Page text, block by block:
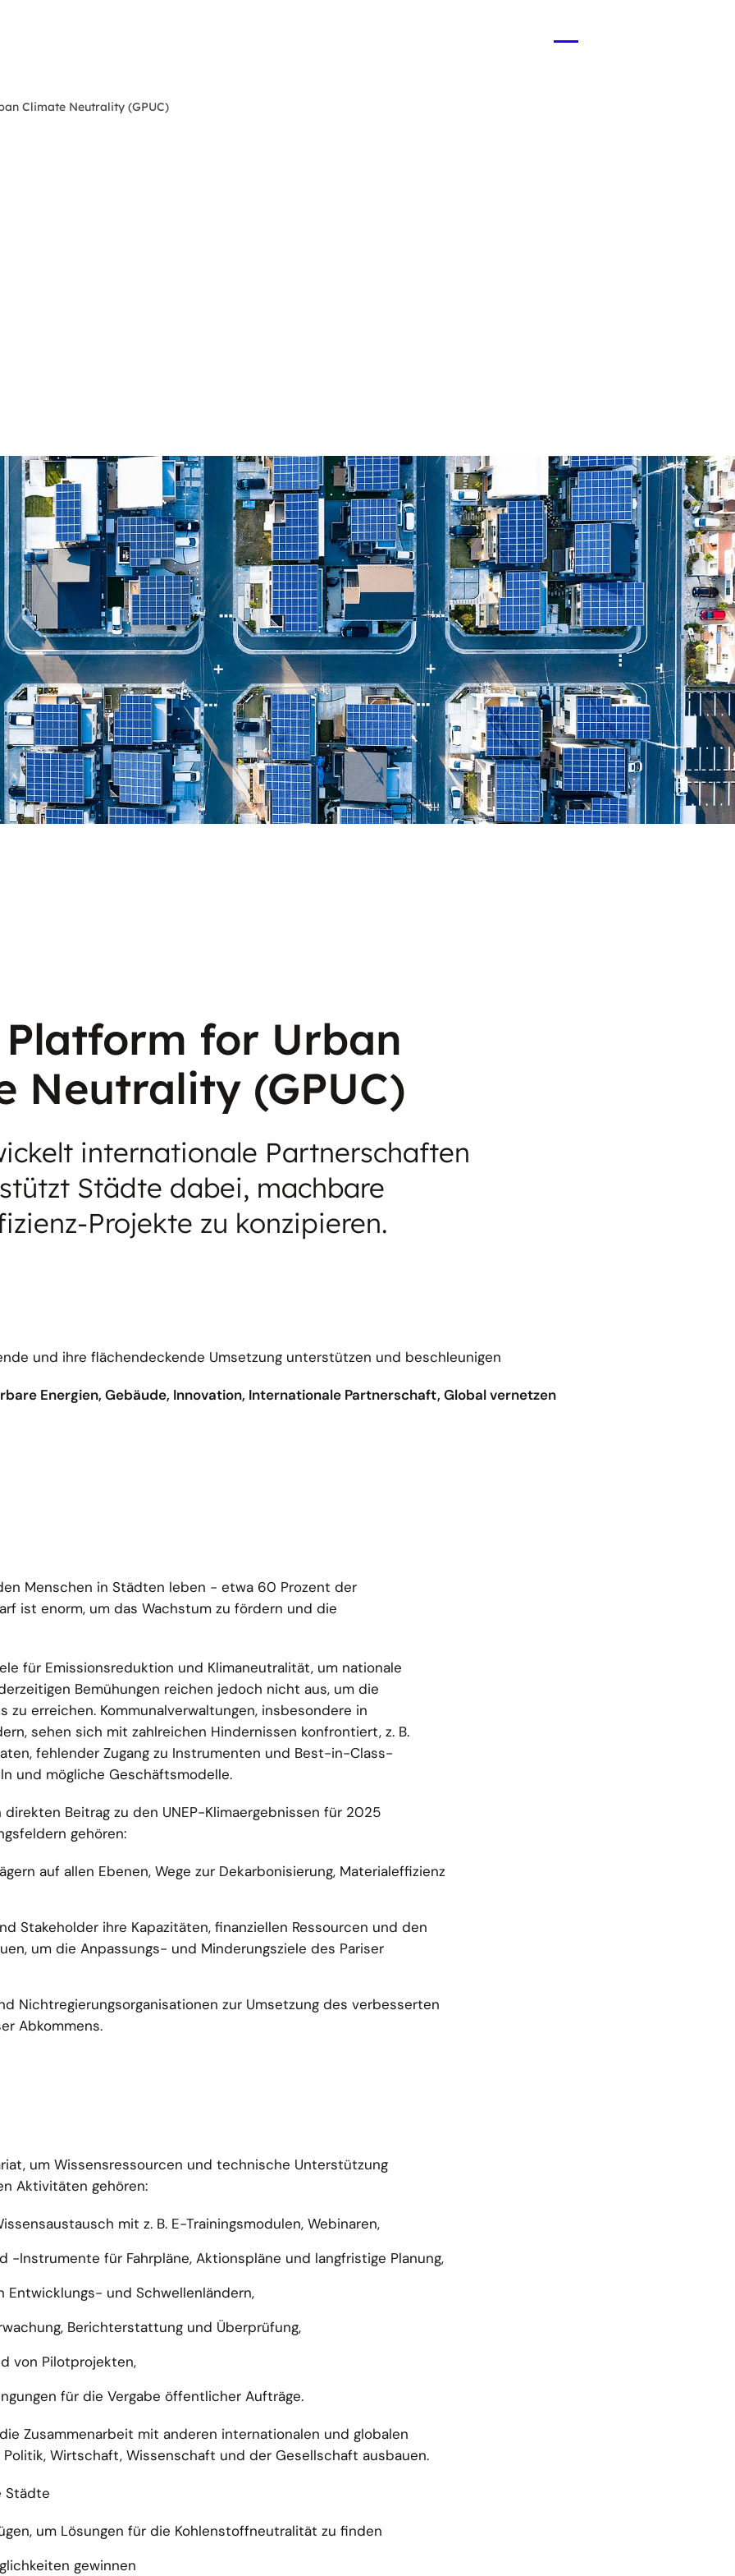
Climate Neutrality (GPUC)
for Urban
Neutrality (GPUC)
internationale Partnerschaften
Städte dabei, machbare
Projekte zu konzipieren.
und ihre flächendeckende Umsetzung unterstützen und beschleunigen
Energien, Gebäude, Innovation, Internationale Partnerschaft, Global vernetzen
Menschen in Städten leben - etwa 60 Prozent der
ist enorm, um das Wachstum zu fördern und die
für Emissionsreduktion und Klimaneutralität, um nationale
Bemühungen reichen jedoch nicht aus, um die
zu erreichen. Kommunalverwaltungen, insbesondere in
sehen sich mit zahlreichen Hindernissen konfrontiert, z. B.
fehlender Zugang zu Instrumenten und Best-in-Class-
und mögliche Geschäftsmodelle.
Beitrag zu den UNEP-Klimaergebnissen für 2025
gehören:
auf allen Ebenen, Wege zur Dekarbonisierung, Materialeffizienz
Stakeholder ihre Kapazitäten, finanziellen Ressourcen und den
um die Anpassungs- und Minderungsziele des Pariser
Nichtregierungsorganisationen zur Umsetzung des verbesserten
Abkommens.
um Wissensressourcen und technische Unterstützung
Aktivitäten gehören:
mit z. B. E-Trainingsmodulen, Webinaren,
-Instrumente für Fahrpläne, Aktionspläne und langfristige Planung,
und Schwellenländern,
Berichterstattung und Überprüfung,
von Pilotprojekten,
für die Vergabe öffentlicher Aufträge.
Zusammenarbeit mit anderen internationalen und globalen
Wirtschaft, Wissenschaft und der Gesellschaft ausbauen.
Städte
um Lösungen für die Kohlenstoffneutralität zu finden
gewinnen